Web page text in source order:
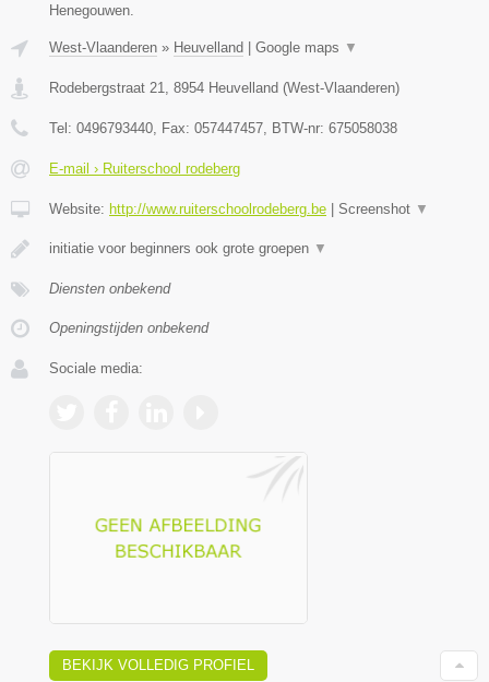
Henegouwen.
West-Vlaanderen » Heuvelland | Google maps ▼
Rodebergstraat 21 8954 Heuvelland (West-Vlaanderen)
Tel: 0496793440 , Fax: 057447457 , BTW-nr: 675058038
E-mail › Ruiterschool rodeberg
Website: http://www.ruiterschoolrodeberg.be | Screenshot ▼
initiatie voor beginners ook grote groepen ▼
Diensten onbekend
Openingstijden onbekend
Sociale media:
BEKIJK VOLLEDIG PROFIEL